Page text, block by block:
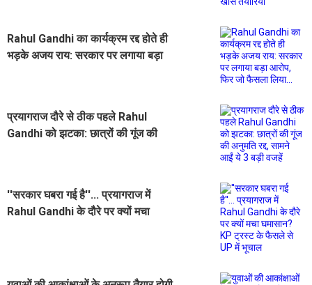
Rahul Gandhi का कार्यक्रम रद्द होते ही
भड़के अजय राय: सरकार पर लगाया बड़ा
प्रयागराज दौरे से ठीक पहले Rahul
Gandhi को झटका: छात्रों की गूंज की
''सरकार घबरा गई है''... प्रयागराज में
Rahul Gandhi के दौरे पर क्यों मचा